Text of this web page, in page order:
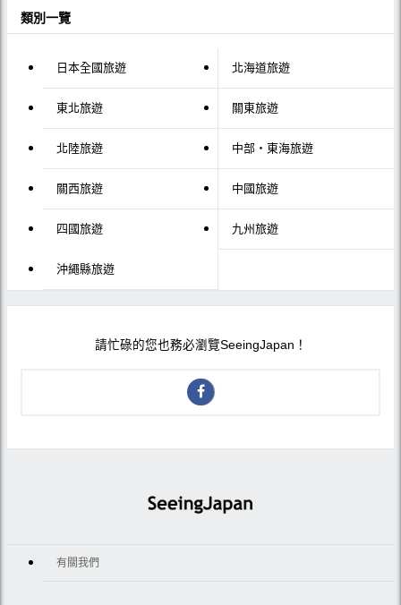
類別一覽
日本全國旅遊 北海道旅遊
東北旅遊 關東旅遊
北陸旅遊 中部・東海旅遊
關西旅遊 中國旅遊
四國旅遊 九州旅遊
沖繩縣旅遊
請忙碌的您也務必瀏覽SeeingJapan！
有關我們